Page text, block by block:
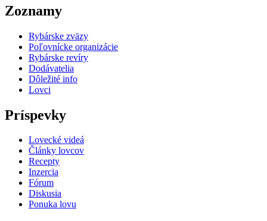
Zoznamy
Rybárske zväzy
Poľovnícke organizácie
Rybárske revíry
Dodávatelia
Dôležité info
Lovci
Príspevky
Lovecké videá
Články lovcov
Recepty
Inzercia
Fórum
Diskusia
Ponuka lovu